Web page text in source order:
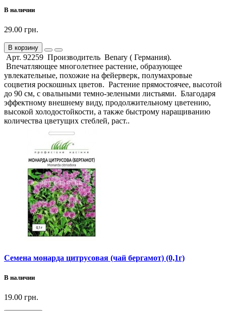
В наличии
29.00 грн.
В корзину
Арт. 92259 Производитель Benary ( Германия).
Впечатляющее многолетнее растение, образующее
увлекательные, похожие на фейерверк, полумахровые
соцветия роскошных цветов. Растение прямостоячее, высотой
до 90 см, с овальными темно-зелеными листьями. Благодаря
эффектному внешнему виду, продолжительному цветению,
высокой холодостойкости, а также быстрому наращиванию
количества цветущих стеблей, раст..
Семена монарда цитрусовая (чай бергамот) (0,1г)
В наличии
19.00 грн.